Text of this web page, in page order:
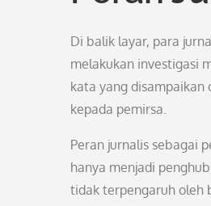
Di balik layar, para
melakukan investigasi
kata yang disampaikan
kepada pemirsa.
Peran jurnalis sebagai
hanya menjadi
tidak terpengaruh oleh